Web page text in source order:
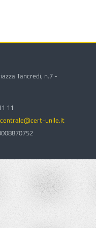
Tancredi, n.7 -
11
unile.it